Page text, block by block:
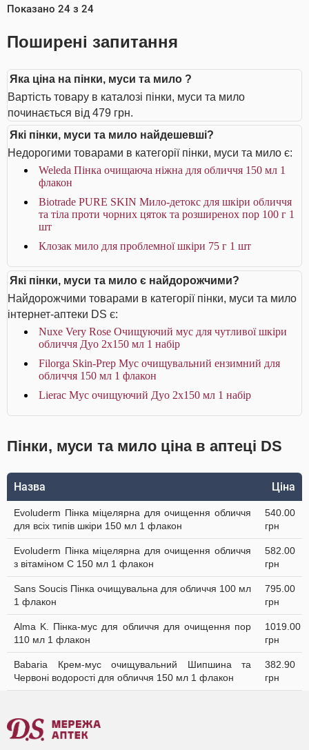
Показано 24 з 24
Поширені запитання
Яка ціна на пінки, муси та мило ?
Вартість товару в каталозі пінки, муси та мило
починається від 479 грн.
Які пінки, муси та мило найдешевші?
Недорогими товарами в категорії пінки, муси та мило є:
Weleda Пінка очищаюча ніжна для обличчя 150 мл 1
флакон
Biotrade PURE SKIN Мило-детокс для шкіри обличчя
та тіла проти чорних цяток та розширенох пор 100 г 1
шт
Клозак мило для проблемної шкіри 75 г 1 шт
Які пінки, муси та мило є найдорожчими?
Найдорожчими товарами в категорії пінки, муси та мило
інтернет-аптеки DS є:
Nuxe Very Rose Очищуючий мус для чутливої шкіри
обличчя Дуо 2x150 мл 1 набір
Filorga Skin-Prep Мус очищувальний ензимний для
обличчя 150 мл 1 флакон
Lierac Мус очищуючий Дуо 2х150 мл 1 набір
Пінки, муси та мило ціна в аптеці DS
Назва Ціна
Evoluderm Пінка міцелярна для очищення обличчя
для всіх типів шкіри 150 мл 1 флакон
540.00
грн
Evoluderm Пінка міцелярна для очищення обличчя
з вітаміном C 150 мл 1 флакон
582.00
грн
Sans Soucis Пінка очищувальна для обличчя 100 мл
1 флакон
795.00
грн
Alma K. Пінка-мус для обличчя для очищення пор
110 мл 1 флакон
1019.00
грн
Babaria Крем-мус очищувальний Шипшина та
Червоні водорості для обличчя 150 мл 1 флакон
382.90
грн